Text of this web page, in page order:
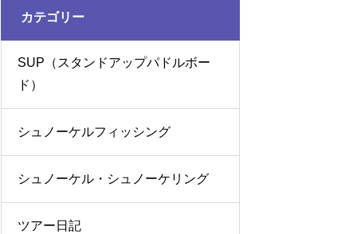
カテゴリー
SUP（スタンドアップパドルボー
ド）
シュノーケルフィッシング
シュノーケル・シュノーケリング
ツアー日記